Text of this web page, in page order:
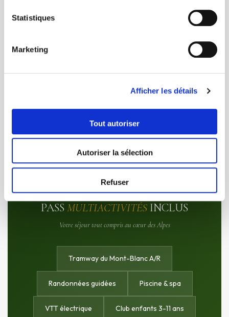
Statistiques
Marketing
Afficher les détails
Tout autoriser
Autoriser la sélection
Refuser
👨‍👩‍👧
Club enfants 3-11 ans (6h/jour, lun-ven).
conviviales. Dégustations de produits du
terroir savoyard.
PASS MULTIACTIVITÉS INCLUS
Votre séjour tout compris au cœur des Alpes
Tramway du Mont-Blanc A/R
Randonnées guidées Piscine & spa
VTT électrique Club enfants 3-11 ans